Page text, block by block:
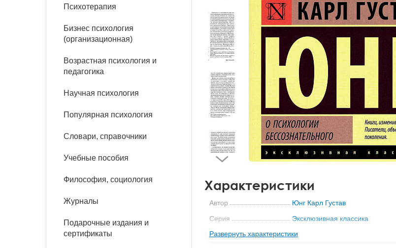
панические атаки
Психодрама
Сказкотерапия
психотерапии
Классический, эриксоновский
эргономика
Социальная психология
Психология развития
организационная психология
психоанализ
Характеристики
Автор
Юнг Карл Густав
Серия
Эксклюзивная классика
Издательство
АСТ
Развернуть характеристики
Психотерапия
Бизнес психология
(организационная)
Возрастная психология и
педагогика
Научная психология
Популярная психология
Словари, справочники
Учебные пособия
Философия, социология
Журналы
Подарочные издания и
сертификаты